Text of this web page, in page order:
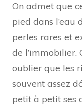
On admet que
pied dans l’eau
perles rares et
de l’immobilier.
oublier que les
souvent assez
petit à petit ses